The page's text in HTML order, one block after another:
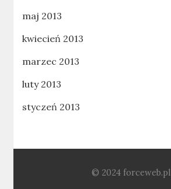
maj 2013
kwiecień 2013
marzec 2013
luty 2013
styczeń 2013
© 2024 forceweb.pl